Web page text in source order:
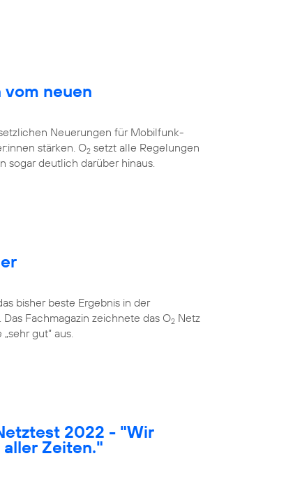
neuen
Neuerungen für Mobilfunk-
stärken. O2 setzt alle Regelungen
sogar deutlich darüber hinaus.
bisher beste Ergebnis in der
Das Fachmagazin zeichnete das O2 Netz
gut“ aus.
2022 - "Wir
aller Zeiten."